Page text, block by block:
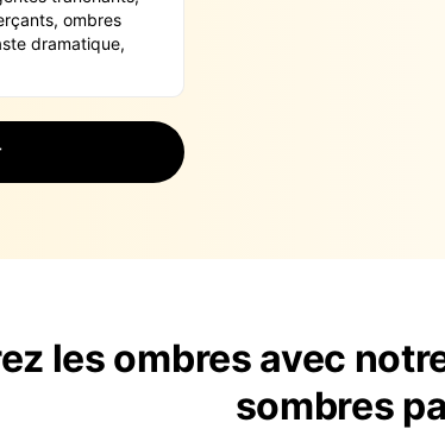
les ombres avec
sombres